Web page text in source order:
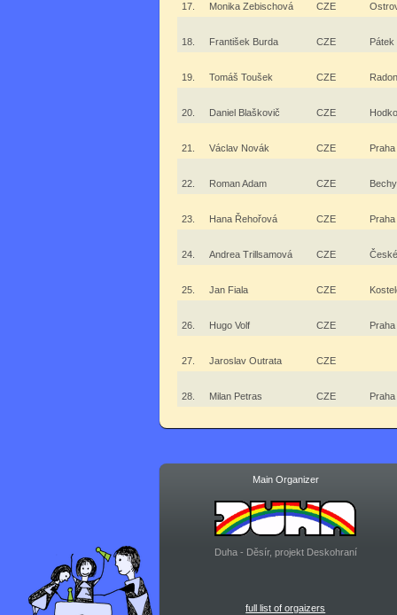
17. Monika Zebischová CZE
18. František Burda CZE Pátek
19. Tomáš Toušek CZE
20. Daniel Blaškovič CZE
21. Václav Novák CZE Praha
22. Roman Adam CZE
23. Hana Řehořová CZE Praha
24. Andrea Trillsamová CZE
25. Jan Fiala CZE
26. Hugo Volf CZE Praha
27. Jaroslav Outrata CZE
28. Milan Petras CZE Praha
Main Organizer
Duha - Děsír, projekt Deskohraní
full list of orgaizers